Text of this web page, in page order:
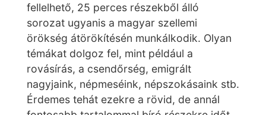
fellelhető, 25 perces részekből álló
sorozat ugyanis a magyar szellemi
örökség átörökítésén munkálkodik. Olyan
témákat dolgoz fel, mint például a
rovásírás, a csendőrség, emigrált
nagyjaink, népmeséink, népszokásaink stb.
Érdemes tehát ezekre a rövid, de annál